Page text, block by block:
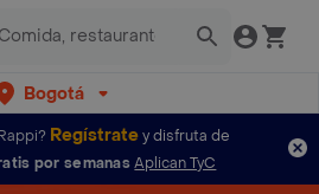
Bogotá
Regístratey disfruta de
por semanas Aplican TyC